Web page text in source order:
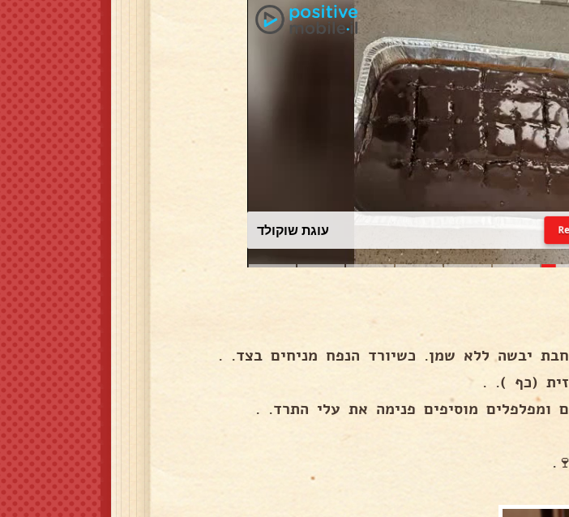
עוגת שוקולד
יבשה ללא שמן. כשיורד הנפח מניחים בצד. .
(כף ). .
ומפלפלים מוסיפים פנימה את עלי התרד. .